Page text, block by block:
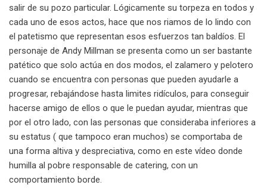
salir de su pozo particular. Lógicamente su torpeza en todos y
cada uno de esos actos, hace que nos riamos de lo lindo con
el patetismo que representan esos esfuerzos tan baldíos. El
personaje de Andy Millman se presenta como un ser bastante
patético que solo actúa en dos modos, el zalamero y pelotero
cuando se encuentra con personas que pueden ayudarle a
progresar, rebajándose hasta limites ridículos, para conseguir
hacerse amigo de ellos o que le puedan ayudar, mientras que
por el otro lado, con las personas que consideraba inferiores a
su estatus ( que tampoco eran muchos) se comportaba de
una forma altiva y despreciativa, como en este vídeo donde
humilla al pobre responsable de catering, con un
comportamiento borde.